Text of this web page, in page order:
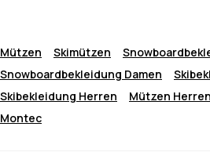
Mützen Skimützen
Snowboardbekleidung Damen
Skibekleidung Herren
Mützen Herren
Montec